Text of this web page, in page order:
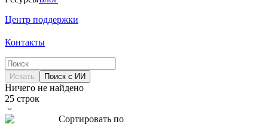
Центр поддержки
Контакты
Искать Поиск с ИИ
Ничего не найдено
25 строк
Сортировать по